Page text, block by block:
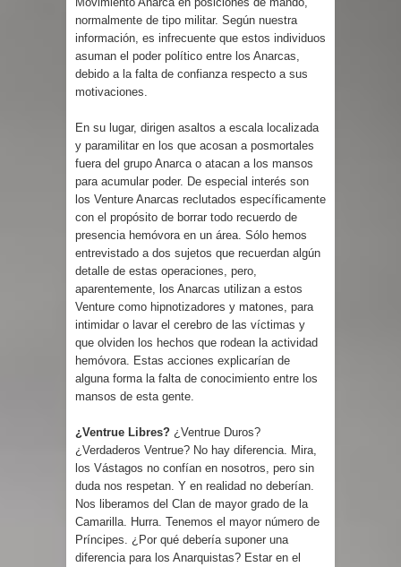
normalmente de tipo militar. Según nuestra
información, es infrecuente que estos individuos
asuman el poder político entre los Anarcas,
debido a la falta de confianza respecto a sus
motivaciones.
En su lugar, dirigen asaltos a escala localizada
y paramilitar en los que acosan a posmortales
fuera del grupo Anarca o atacan a los mansos
para acumular poder. De especial interés son
los Venture Anarcas reclutados específicamente
con el propósito de borrar todo recuerdo de
presencia hemóvora en un área. Sólo hemos
entrevistado a dos sujetos que recuerdan algún
detalle de estas operaciones, pero,
aparentemente, los Anarcas utilizan a estos
Venture como hipnotizadores y matones, para
intimidar o lavar el cerebro de las víctimas y
que olviden los hechos que rodean la actividad
hemóvora. Estas acciones explicarían de
alguna forma la falta de conocimiento entre los
mansos de esta gente.
¿Ventrue Libres? ¿Ventrue Duros?
¿Verdaderos Ventrue? No hay diferencia. Mira,
los Vástagos no confían en nosotros, pero sin
duda nos respetan. Y en realidad no deberían.
Nos liberamos del Clan de mayor grado de la
Camarilla. Hurra. Tenemos el mayor número de
Príncipes. ¿Por qué debería suponer una
diferencia para los Anarquistas? Estar en el